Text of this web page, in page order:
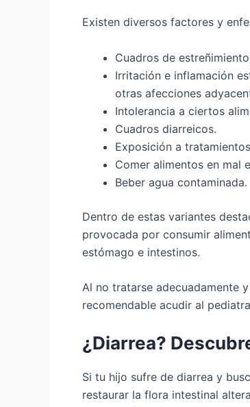
Existen diversos factores y
Cuadros de
Irritación e inflamación
otras afecciones
Intolerancia a ciertos
Cuadros diarreicos.
Exposición a
Comer alimentos en mal
Beber agua contaminada.
Dentro de estas variantes
provocada por consumir
estómago e intestinos.
Al no tratarse adecuadamente
recomendable acudir al
¿Diarrea?
Si tu hijo sufre de diarrea y
restaurar la flora intestinal